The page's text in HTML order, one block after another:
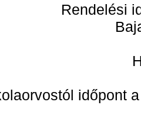
Rendelési
időpont